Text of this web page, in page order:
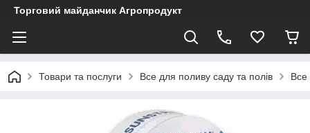
Торговий майданчик Агропродукт
Товари та послуги Все для поливу саду та полів Все